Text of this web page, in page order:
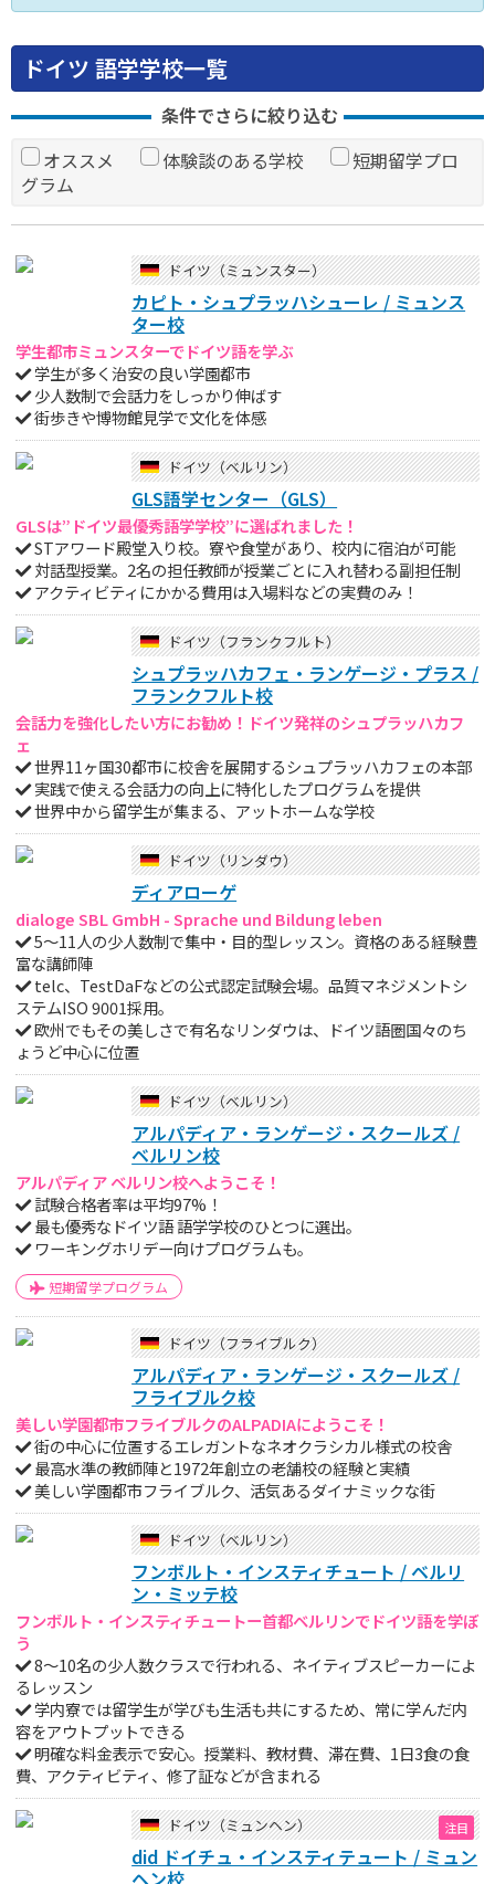
ドイツ 語学学校一覧
条件でさらに絞り込む
オススメ
体験談のある学校
短期留学プロ
グラム
ドイツ（ミュンスター）
カピト・シュプラッハシューレ / ミュンス
ター校
学生都市ミュンスターでドイツ語を学ぶ
学生が多く治安の良い学園都市
少人数制で会話力をしっかり伸ばす
街歩きや博物館見学で文化を体感
ドイツ（ベルリン）
GLS語学センター（GLS）
GLSは”ドイツ最優秀語学学校”に選ばれました！
STアワード殿堂入り校。寮や食堂があり、校内に宿泊が可能
対話型授業。2名の担任教師が授業ごとに入れ替わる副担任制
アクティビティにかかる費用は入場料などの実費のみ！
ドイツ（フランクフルト）
シュプラッハカフェ・ランゲージ・プラス /
フランクフルト校
会話力を強化したい方にお勧め！ドイツ発祥のシュプラッハカフ
ェ
世界11ヶ国30都市に校舎を展開するシュプラッハカフェの本部
実践で使える会話力の向上に特化したプログラムを提供
世界中から留学生が集まる、アットホームな学校
ドイツ（リンダウ）
ディアローゲ
dialoge SBL GmbH - Sprache und Bildung leben
5～11人の少人数制で集中・目的型レッスン。資格のある経験豊
富な講師陣
telc、TestDaFなどの公式認定試験会場。品質マネジメントシ
ステムISO 9001採用。
欧州でもその美しさで有名なリンダウは、ドイツ語圏国々のち
ょうど中心に位置
ドイツ（ベルリン）
アルパディア・ランゲージ・スクールズ /
ベルリン校
アルパディア ベルリン校へようこそ！
試験合格者率は平均97%！
最も優秀なドイツ語 語学学校のひとつに選出。
ワーキングホリデー向けプログラムも。
短期留学プログラム
ドイツ（フライブルク）
アルパディア・ランゲージ・スクールズ /
フライブルク校
美しい学園都市フライブルクのALPADIAにようこそ！
街の中心に位置するエレガントなネオクラシカル様式の校舎
最高水準の教師陣と1972年創立の老舗校の経験と実績
美しい学園都市フライブルク、活気あるダイナミックな街
ドイツ（ベルリン）
フンボルト・インスティチュート / ベルリ
ン・ミッテ校
フンボルト・インスティチュートー首都ベルリンでドイツ語を学ぼ
う
8～10名の少人数クラスで行われる、ネイティブスピーカーによ
るレッスン
学内寮では留学生が学びも生活も共にするため、常に学んだ内
容をアウトプットできる
明確な料金表示で安心。授業料、教材費、滞在費、1日3食の食
費、アクティビティ、修了証などが含まれる
ドイツ（ミュンヘン）
did ドイチュ・インスティテュート / ミュン
ヘン校